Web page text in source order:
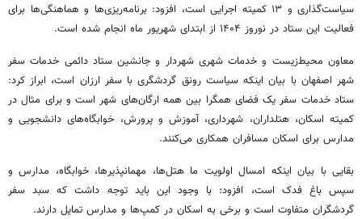
سیاست‌گذاری و ۱۳ کمیته اجرایی است، افزود: برنامه‌ریزی‌ها و هماهنگی‌ها برای
فعالیت این ستاد در نوروز ۱۴۰۴ از ابتدای شهریور ماه انجام شده است.
معاون محیط‌زیست و خدمات شهری شهردار و جانشین ستاد دائمی خدمات سفر
شهر اصفهان با بیان اینکه سیاست رونق گردشگری با سفر ارزان است، ابراز کرد:
ستاد خدمات سفر یک فضای همگرا بین همه ارگان‌های شهر است و برای مثال در
کمیته اسکان، هتلداران، شهرداری، آموزش و پرورش، خوابگاه‌های دانشجویی و
مدارس برای اسکان مسافران همکاری می‌کنند.
بقایی با بیان اینکه امسال اولویت ما هتل‌ها، مهمانپذیرها، خوابگاه، مدارس و
سپس باغ فدک است، افزود: با وجود این باید توجه داشت که سبد سفر
گردشگران متفاوت است و برخی به اسکان در کمپ‌ها و مدارس تمایل دارند.